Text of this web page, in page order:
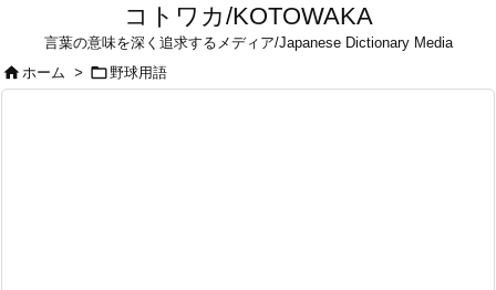
コトワカ/KOTOWAKA
言葉の意味を深く追求するメディア/Japanese Dictionary Media
ホーム > 野球用語